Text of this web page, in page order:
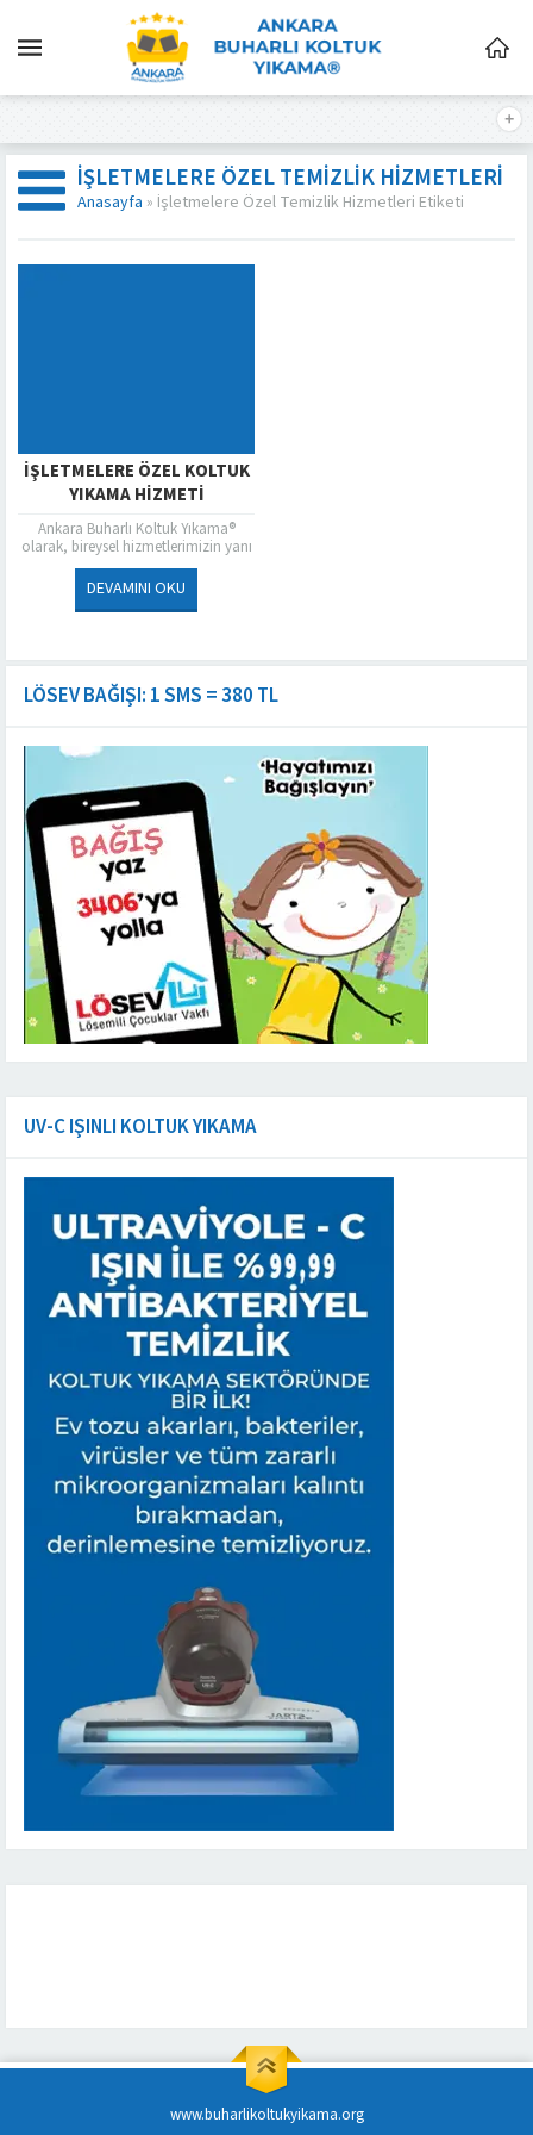
İŞLETMELERE ÖZEL TEMIZLIK HIZMETLERI
Anasayfa » İşletmelere Özel Temizlik Hizmetleri Etiketi
İŞLETMELERE ÖZEL KOLTUK
YIKAMA HIZMETI
Ankara Buharlı Koltuk Yıkama®
olarak, bireysel hizmetlerimizin yanı
sıra kurumsal işletmelerin ve ticari
alanların yoğun kullanım altındaki
döşemeleri için de...
DEVAMINI OKU
LÖSEV BAĞIŞI: 1 SMS = 380 TL
UV-C IŞINLI KOLTUK YIKAMA
www.buharlikoltukyikama.org